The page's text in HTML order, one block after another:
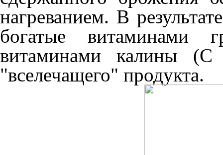
нагреванием. В
богатые
витаминами калины
"вселечащего" продукта.